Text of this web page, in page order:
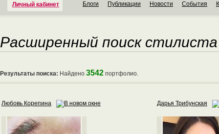
Личный кабинет Блоги Публикации Новости События
Расширенный поиск стилиста
Результаты поиска: Найдено 3542 портфолио.
Любовь Корепина Дарья Трибунская